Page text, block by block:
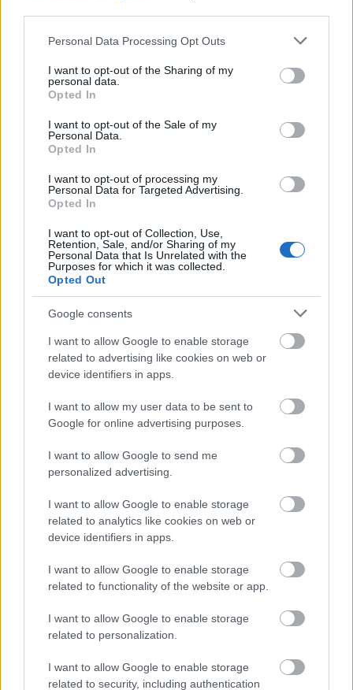
Please note that this website/app uses one or more Google
not limited to your visit or usage behaviour. You may click to
grant or deny consent to Google and its third-party tags to
use your data for below specified purposes in below Google
consent section.
Personal Data Processing Opt Outs
I want to opt-out of the Sharing of my
personal data.
Opted In
I want to opt-out of the Sale of my
Personal Data.
Opted In
I want to opt-out of processing my
Personal Data for Targeted Advertising.
Opted In
I want to opt-out of Collection, Use,
Retention, Sale, and/or Sharing of my
Personal Data that Is Unrelated with the
Purposes for which it was collected.
Opted Out
Google consents
I want to allow Google to enable storage
related to advertising like cookies on web or
device identifiers in apps.
I want to allow my user data to be sent to
Google for online advertising purposes.
I want to allow Google to send me
personalized advertising.
I want to allow Google to enable storage
related to analytics like cookies on web or
device identifiers in apps.
I want to allow Google to enable storage
related to functionality of the website or app.
I want to allow Google to enable storage
related to personalization.
I want to allow Google to enable storage
related to security, including authentication
Arthur Miller Alku című drámáját mutatják be
sorolta a darabokat az igazgató. A nagyszínpadi
bemutatók között említette Pavlovits Miklós-Márkó
előbemutatója vasárnap lesz, premierjét pedig
október 11-én
nevelésével. A beavató program keretében három
produkciót ajánlanak a nézőknek: a bérletben a
magyar komédia
szerepel, a produkciók a Gaál Erzsébet
Stúdióban láthatók.
Az ifjúsági bérlettel három produkció látható: a
Cigánykerék, aCsalóka szivárvány
Kaviár
és lencse.Nemcsák Károlykiemelte: az évadban
három gyerekdarabot ajánlanak a nézőknek. A
Babszem Jankómellett a bérletben a kassai Thália
valamint a Turay Ida SzínházA didergő királycímű
mesejátéka szerepel.
Az igazgató elmondta: a 2011-ben indított, a
program keretében minden hónapban alkalmat
adnak egy-egy teátrumnak a bemutatkozásra. A
következő évadban a Csíki Játékszín, a kassai Thália
Színház, a Komáromi Jókai Színház, a nagyváradi
Szigligeti Színház, a szabadkai Népszínház Magyar
Társulata és az Újvidéki Színház érkezik a budapesti
teátrumba.
Szólt arról is, hogy a stúdiószínpadon az Újnyugat
Irodalmi Körrel közös irodalmi szalont szerveznek: a